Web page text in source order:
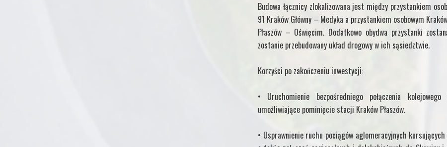
Budowa łącznicy zlokalizowana jest między przystankiem
91 Kraków Główny – Medyka a przystankiem osobowym
Płaszów – Oświęcim. Dodatkowo obydwa przystanki
zostanie przebudowany układ drogowy w ich sąsiedztwie.
Korzyści po zakończeniu inwestycji:
• Uruchomienie bezpośredniego połączenia
umożliwiające pominięcie stacji Kraków Płaszów.
• Usprawnienie ruchu pociągów aglomeracyjnych